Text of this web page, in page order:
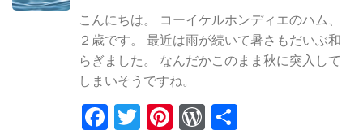
こんにちは。 コーイケルホンディエのハム、
２歳です。 最近は雨が続いて暑さもだいぶ和
らぎました。 なんだかこのまま秋に突入して
しまいそうですね。
Facebook
Twitter
Pinterest
WordPress